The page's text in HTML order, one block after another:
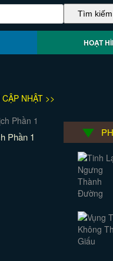
HOẠT
NHẬT >>
Phần 1